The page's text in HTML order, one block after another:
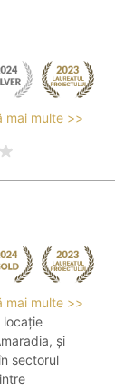
mai multe >>
mai multe >>
locație
și
sectorul